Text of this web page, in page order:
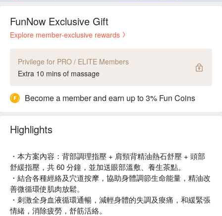
FunNow Exclusive Gift
Explore member-exclusive rewards
Privilege for PRO / ELITE Members
Extra 10 mins of massage
Become a member and earn up to 3% Fun Coins
Highlights
・本方案內容：背部調理指壓 + 肩頸背精油熱石舒壓 + 頭部
舒緩指壓，共 60 分鐘，並加送眼部溫敷、養生茶點。
・結合各種經絡及穴道按摩，協助身體調節生命能量，精油改
善微循環使肌肉放鬆。
・刺激全身血液循環通暢，減輕身體的失調及痠痛，和緩緊張
情緒，消除疲勞，舒筋活絡。